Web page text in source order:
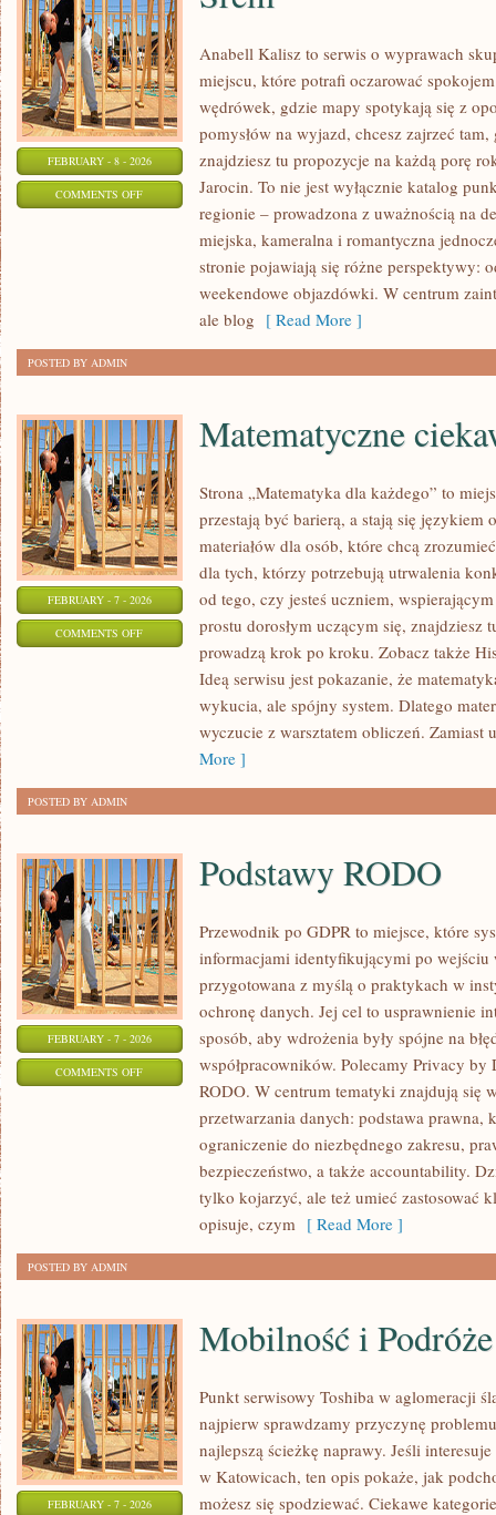
FEBRUARY - 8 - 2026
COMMENTS OFFON
Anabell Kalisz to serwis o wyprawach
miejscu, które potrafi oczarować
wędrówek, gdzie mapy spotykają się z
pomysłów na wyjazd, chcesz zajrzeć
znajdziesz tu propozycje na każdą porę
Jarocin. To nie jest wyłącznie katalog
regionie – prowadzona z uważnością na
miejska, kameralna i romantyczna
stronie pojawiają się różne perspektywy:
weekendowe objazdówki. W centrum
ale blog [ Read More ]
POSTED BY ADMIN
FEBRUARY - 7 - 2026
COMMENTS OFFON
MATEMATYCZNE
CIEKAWOSTKI
Matematyczne
Strona „Matematyka dla każdego” to
przestają być barierą, a stają się językiem
materiałów dla osób, które chcą
dla tych, którzy potrzebują utrwalenia
od tego, czy jesteś uczniem,
prostu dorosłym uczącym się, znajdziesz
prowadzą krok po kroku. Zobacz także
Ideą serwisu jest pokazanie, że
wykucia, ale spójny system. Dlatego
wyczucie z warsztatem obliczeń. Zamiast
More ]
POSTED BY ADMIN
FEBRUARY - 7 - 2026
COMMENTS OFFON
PODSTAWY
Podstawy RODO
Przewodnik po GDPR to miejsce, które
informacjami identyfikującymi po wejściu
przygotowana z myślą o praktykach w
ochronę danych. Jej cel to usprawnienie
sposób, aby wdrożenia były spójne na
współpracowników. Polecamy Privacy
RODO. W centrum tematyki znajdują się
przetwarzania danych: podstawa prawna,
ograniczenie do niezbędnego zakresu,
bezpieczeństwo, a także accountability.
tylko kojarzyć, ale też umieć zastosować
opisuje, czym [ Read More ]
POSTED BY ADMIN
FEBRUARY - 7 - 2026
Mobilność i
Punkt serwisowy Toshiba w aglomeracji
najpierw sprawdzamy przyczynę
najlepszą ścieżkę naprawy. Jeśli
w Katowicach, ten opis pokaże, jak
możesz się spodziewać. Ciekawe